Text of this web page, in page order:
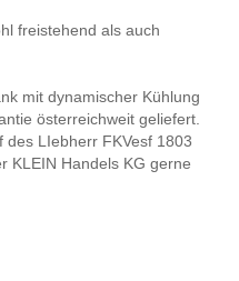
freistehend als auch
mit dynamischer Kühlung
österreichweit geliefert.
des LIebherr FKVesf 1803
KLEIN Handels KG gerne